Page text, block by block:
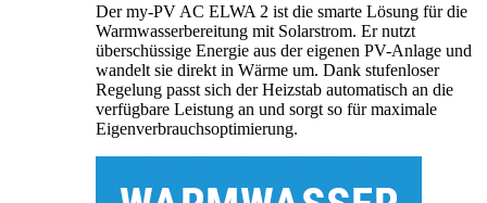
Der my-PV AC ELWA 2 ist die smarte Lösung für die
Warmwasserbereitung mit Solarstrom. Er nutzt
überschüssige Energie aus der eigenen PV-Anlage und
wandelt sie direkt in Wärme um. Dank stufenloser
Regelung passt sich der Heizstab automatisch an die
verfügbare Leistung an und sorgt so für maximale
Eigenverbrauchsoptimierung.